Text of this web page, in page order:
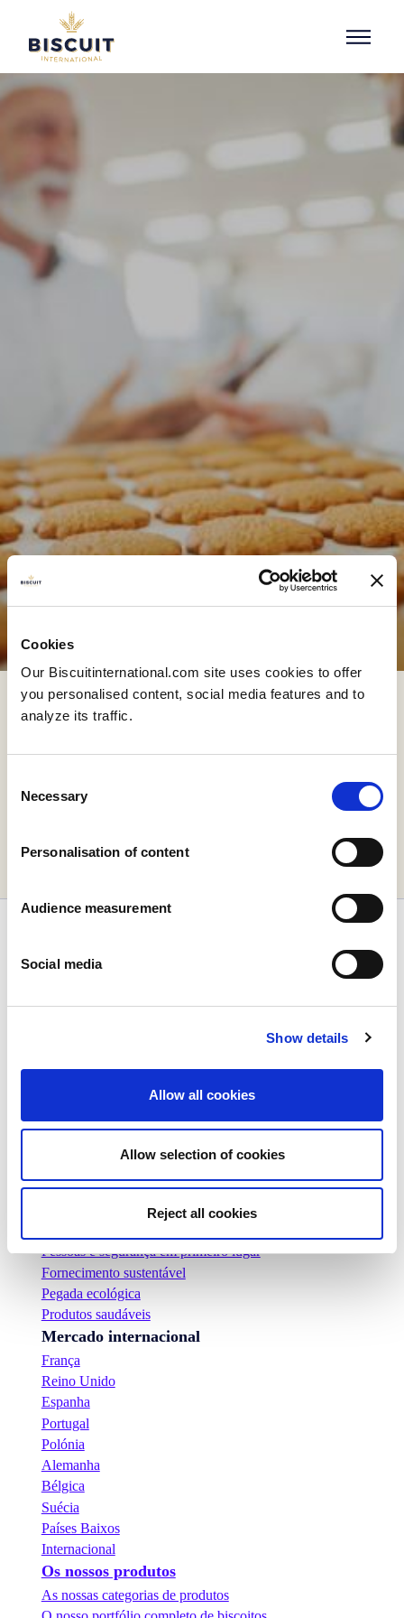
Cookies
Our Biscuitinternational.com site uses cookies to offer
you personalised content, social media features and to
analyze its traffic.
Selection
Necessary
Personalisation of content
Audience measurement
Social media
Show details
Allow all cookies
Allow selection of cookies
Reject all cookies
Aller au contenu
Obrigado!
A sua candidatura
As nossas instalações e pegada logística
A nossa equipa
Comunicados de Imprensa
Pessoas e segurança em primeiro lugar
Fornecimento sustentável
Pegada ecológica
Produtos saudáveis
Mercado internacional
França
Reino Unido
Espanha
Portugal
Polónia
Alemanha
Bélgica
Suécia
Países Baixos
Internacional
Os nossos produtos
As nossas categorias de produtos